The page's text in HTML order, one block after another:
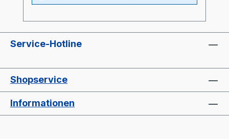
wärmeisoliert (20mm)- Prozessheizung im
Materialbehälter aus Edelstahl und
Luftverteiler" wie bei großen Trocknern-
Auslaßschieber- Sichtfenster- separater
Heizungsregler (Industriequalität)-
Druckluftüberwachung- Automatischen
Service-Hotline
Shopservice
Informationen